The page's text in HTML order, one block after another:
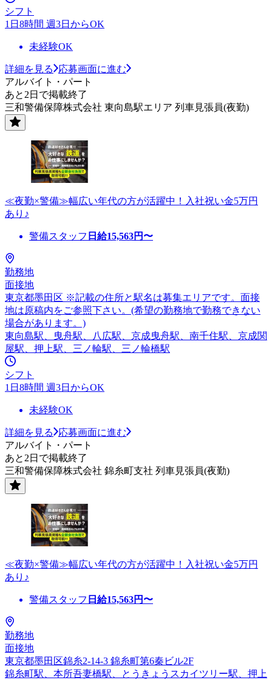
シフト
1日8時間 週3日からOK
未経験OK
詳細を見る
応募画面に進む
アルバイト・パート
あと2日で掲載終了
三和警備保障株式会社 東向島駅エリア 列車見張員(夜勤)
≪夜勤×警備≫幅広い年代の方が活躍中！入社祝い金5万円
あり♪
警備スタッフ 日給15,563円〜
勤務地
面接地
東京都墨田区 ※記載の住所と駅名は募集エリアです。面接
地は原稿内をご参照下さい。(希望の勤務地で勤務できない
場合があります。)
東向島駅、曳舟駅、八広駅、京成曳舟駅、南千住駅、京成関
屋駅、押上駅、三ノ輪駅、三ノ輪橋駅
シフト
1日8時間 週3日からOK
未経験OK
詳細を見る
応募画面に進む
アルバイト・パート
あと2日で掲載終了
三和警備保障株式会社 錦糸町支社 列車見張員(夜勤)
≪夜勤×警備≫幅広い年代の方が活躍中！入社祝い金5万円
あり♪
警備スタッフ 日給15,563円〜
勤務地
面接地
東京都墨田区錦糸2-14-3 錦糸町第6秦ビル2F
錦糸町駅、本所吾妻橋駅、とうきょうスカイツリー駅、押上